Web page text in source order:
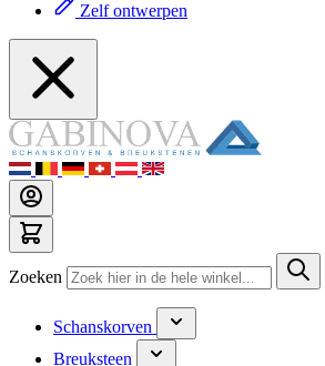
Zelf ontwerpen
Zoeken
Schanskorven
Breuksteen